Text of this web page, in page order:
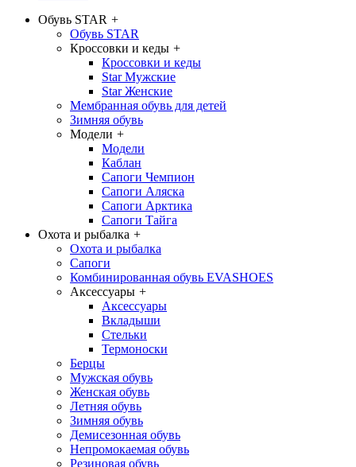
Обувь STAR +
Обувь STAR
Кроссовки и кеды +
Кроссовки и кеды
Star Мужские
Star Женские
Мембранная обувь для детей
Зимняя обувь
Модели +
Модели
Каблан
Сапоги Чемпион
Сапоги Аляска
Сапоги Арктика
Сапоги Тайга
Охота и рыбалка +
Охота и рыбалка
Сапоги
Комбинированная обувь EVASHOES
Аксессуары +
Аксессуары
Вкладыши
Стельки
Термоноски
Берцы
Мужская обувь
Женская обувь
Летняя обувь
Зимняя обувь
Демисезонная обувь
Непромокаемая обувь
Резиновая обувь